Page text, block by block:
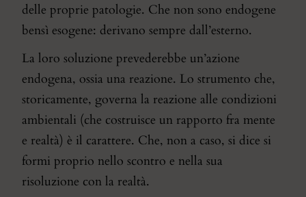
delle proprie patologie. Che non sono endogene
bensì esogene: derivano sempre dall’esterno.
La loro soluzione prevederebbe un’azione
endogena, ossia una reazione. Lo strumento che,
storicamente, governa la reazione alle condizioni
ambientali (che costruisce un rapporto fra mente
e realtà) è il carattere. Che, non a caso, si dice si
formi proprio nello scontro e nella sua
risoluzione con la realtà.